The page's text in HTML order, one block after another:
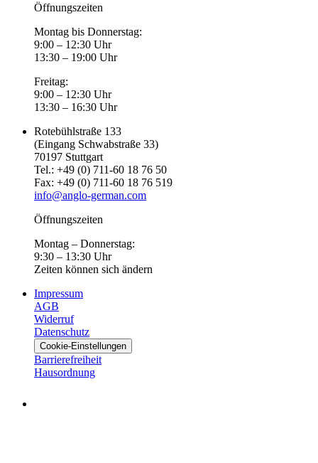
Öffnungszeiten
Montag bis Donnerstag:
9:00 – 12:30 Uhr
13:30 – 19:00 Uhr
Freitag:
9:00 – 12:30 Uhr
13:30 – 16:30 Uhr
Rotebühlstraße 133
(Eingang Schwabstraße 33)
70197 Stuttgart
Tel.: +49 (0) 711-60 18 76 50
Fax: +49 (0) 711-60 18 76 519
info@anglo-german.com
Öffnungszeiten
Montag – Donnerstag:
9:30 – 13:30 Uhr
Zeiten können sich ändern
Impressum
AGB
Widerruf
Datenschutz
Cookie-Einstellungen
Barrierefreiheit
Hausordnung